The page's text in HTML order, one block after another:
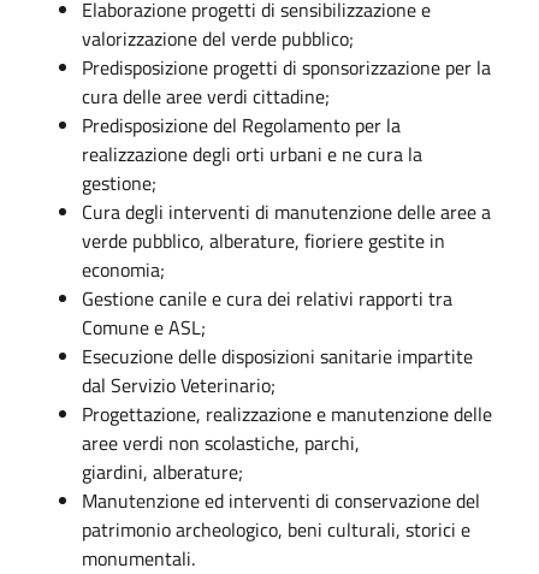
Elaborazione progetti di sensibilizzazione e
valorizzazione del verde pubblico;
Predisposizione progetti di sponsorizzazione per la
cura delle aree verdi cittadine;
Predisposizione del Regolamento per la
realizzazione degli orti urbani e ne cura la
gestione;
Cura degli interventi di manutenzione delle aree a
verde pubblico, alberature, fioriere gestite in
economia;
Gestione canile e cura dei relativi rapporti tra
Comune e ASL;
Esecuzione delle disposizioni sanitarie impartite
dal Servizio Veterinario;
Progettazione, realizzazione e manutenzione delle
aree verdi non scolastiche, parchi,
giardini, alberature;
Manutenzione ed interventi di conservazione del
patrimonio archeologico, beni culturali, storici e
monumentali.